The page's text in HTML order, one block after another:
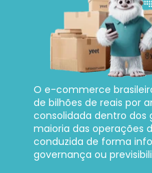
O e-commerce
de bilhões de reais por
consolidada dentro dos
maioria das operações
conduzida de forma
governança ou